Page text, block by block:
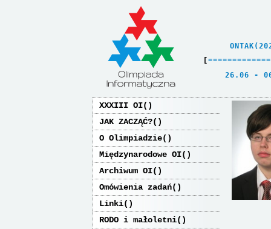
[ =============
26.06
XXXIII OI
JAK ZACZĄĆ?
O Olimpiadzie
Międzynarodowe OI
Archiwum OI
Omówienia zadań
Linki
RODO i małoletni